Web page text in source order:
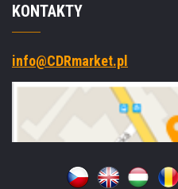
KONTAKTY
info@CDRmarket.pl